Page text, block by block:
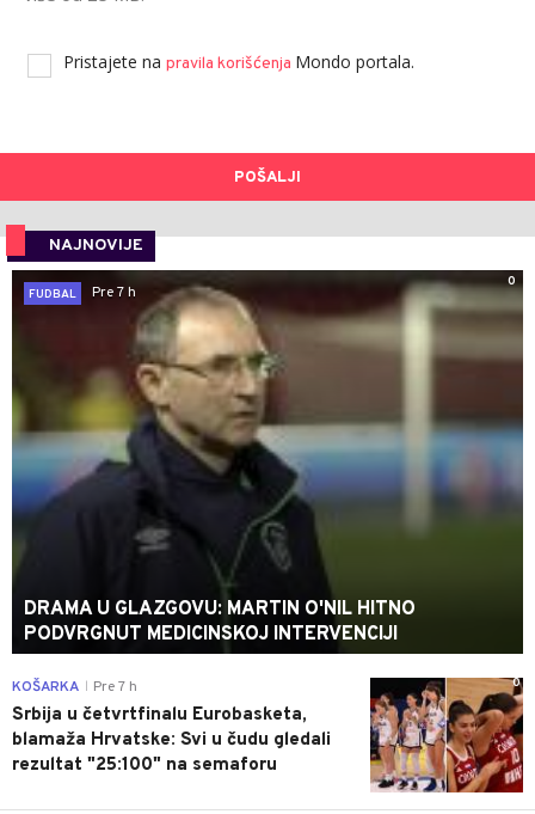
Pristajete na pravila korišćenja Mondo portala.
POŠALJI
NAJNOVIJE
0
FUDBAL
Pre 7 h
DRAMA U GLAZGOVU: MARTIN O'NIL HITNO
PODVRGNUT MEDICINSKOJ INTERVENCIJI
0
KOŠARKA Pre 7 h
Srbija u četvrtfinalu Eurobasketa,
blamaža Hrvatske: Svi u čudu gledali
rezultat "25:100" na semaforu